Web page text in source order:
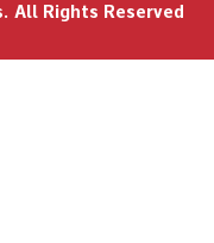
All Rights Reserved